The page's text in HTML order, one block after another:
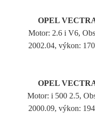
OPEL VECTRA
Motor: 2.6 i V6,
2002.04, výkon:
OPEL VECTRA
Motor: i 500 2.5,
2000.09, výkon: